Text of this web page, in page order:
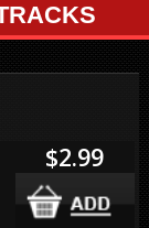
$2.99